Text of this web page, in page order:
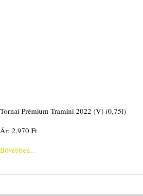
Tornai Prémium Tramini 2022 (V) (0,75l)
Ár: 2.970 Ft
Bővebben...